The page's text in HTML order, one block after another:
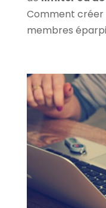
Comment créer
membres